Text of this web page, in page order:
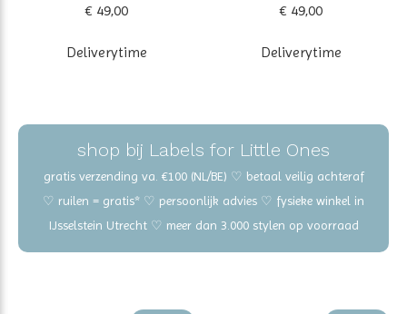
€ 49,00
Deliverytime
€ 49,00
Deliverytime
shop bij Labels for Little Ones
gratis verzending va. €100 (NL/BE) ♡ betaal veilig achteraf
♡ ruilen = gratis* ♡ persoonlijk advies ♡ fysieke winkel in
IJsselstein Utrecht ♡ meer dan 3.000 stylen op voorraad